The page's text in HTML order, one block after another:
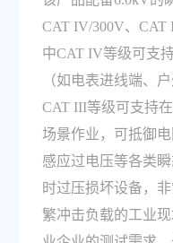
CAT IV/300V、CAT
中CAT IV等级可支
（如电表进线端、
CAT III等级可支持
场景作业，可抵御
感应过电压等各类
时过压损坏设备，
繁冲击负载的工业